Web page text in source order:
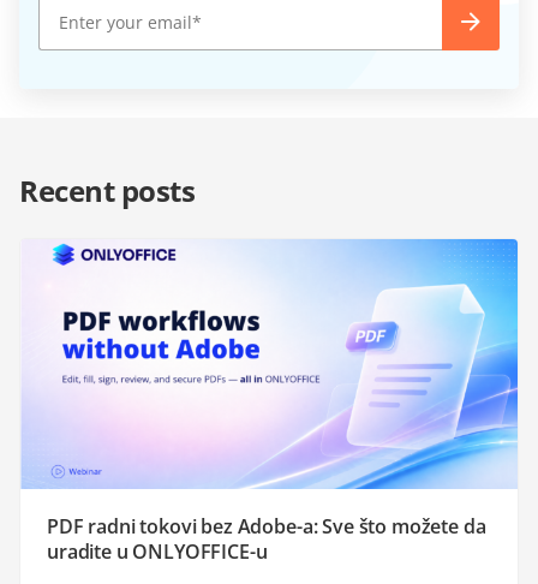
Recent posts
PDF radni tokovi bez Adobe-a: Sve što možete da
uradite u ONLYOFFICE-u